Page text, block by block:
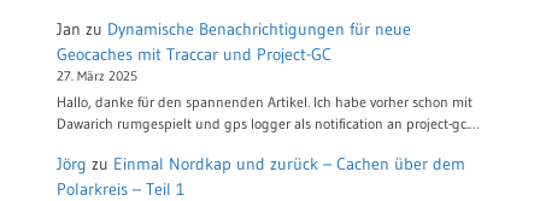
Jan zu Dynamische Benachrichtigungen für neue
Geocaches mit Traccar und Project-GC
27. März 2025
Hallo, danke für den spannenden Artikel. Ich habe vorher schon mit
Dawarich rumgespielt und gps logger als notification an project-gc.…
Jörg zu Einmal Nordkap und zurück – Cachen über dem
Polarkreis – Teil 1